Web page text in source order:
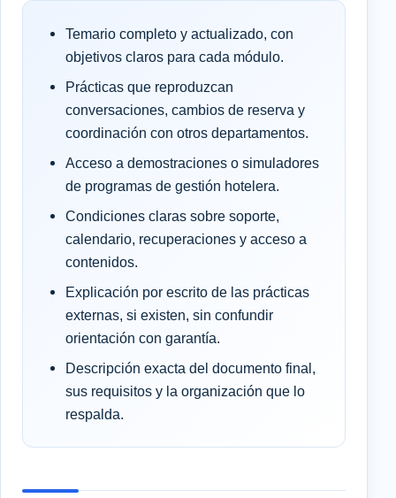
Temario completo y actualizado, con
objetivos claros para cada módulo.
Prácticas que reproduzcan
conversaciones, cambios de reserva y
coordinación con otros departamentos.
Acceso a demostraciones o simuladores
de programas de gestión hotelera.
Condiciones claras sobre soporte,
calendario, recuperaciones y acceso a
contenidos.
Explicación por escrito de las prácticas
externas, si existen, sin confundir
orientación con garantía.
Descripción exacta del documento final,
sus requisitos y la organización que lo
respalda.